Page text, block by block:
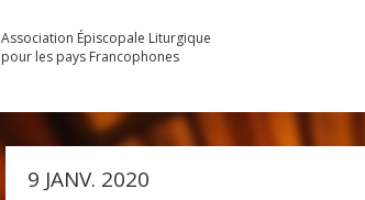
Association Épiscopale Liturgique
pour les pays Francophones
9 JANV. 2020